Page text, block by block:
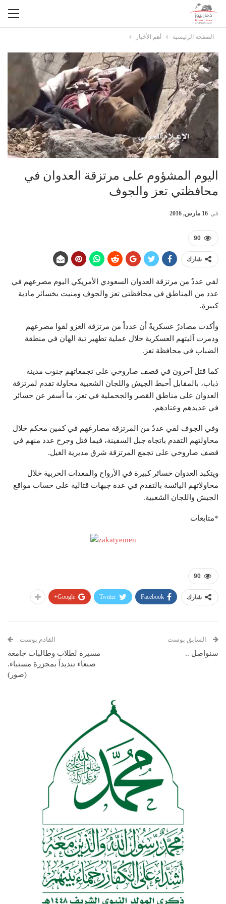
الصفحة الرئيسية أهم الأخبار
اليوم المشؤوم على مرتزقة العدوان في
محافظتي تعز والجوف
في 16 مارس, 2016
90
شارك
لقي عددٌ من مرتزقة العدوان السعودي الأمريكي اليوم مصرعهم في
عدد من المناطق في محافظتي تعز والجوف ومنيت بخسائر مادية
كبيرة.
وأكدت مصادرُ عسكريةٌ أن عدداً من مرتزقة الغزو لقوا مصرعهم
ودمرت آليتهم العسكرية خلال عملية تطهير تبة الهان في منطقة
الضباب في محافظة تعز.
كما قتل آخرون في قصف صاروخي على تجمعاتهم جنوب مدينة
ذباب، بالمقابل أحبط الجيش واللجان الشعبية محاولة تقدم لمرتزقة
العدوان على مناطق القصر والجحملية في تعز، ما أسفر عن خسائر
في عديدهم وعتادهم.
وفي الجوف لقي عددٌ من المرتزقة مصارعَهم في كمين محكم خلال
محاولتهم التقدم باتجاه جبل السفينة، فيما قتل وجرح عدد منهم في
قصف صاروخي على تجمع المرتزقة شرق مديرية الغيل.
ويتكبد العدوان خسائر كبيرة في الأرواح والمعدات الحربية خلال
محاولاتهم اليائسة بالتقدم في عدة جبهات قتالية على حساب مواقع
الجيش واللجان الشعبية.
*متابعات
90
شارك Facebook
Twitter
Google+
السابق بوست
سنواصل ..
القادم بوست
مسيرة لطلاب وطالبات جامعة
صنعاء تنديداً بمجزرة مستباء.
(صور)